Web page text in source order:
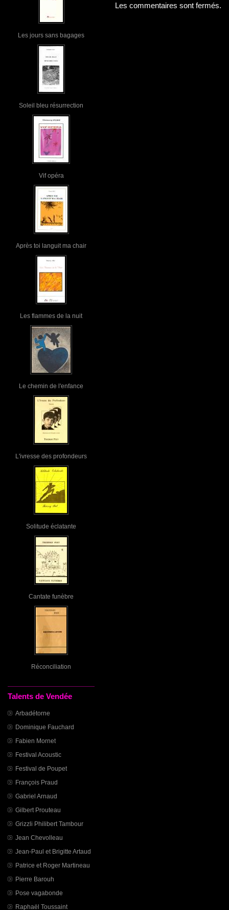
Les jours sans bagages
Soleil bleu résurrection
Vif opéra
Après toi languit ma chair
Les flammes de la nuit
Le chemin de l'enfance
L'ivresse des profondeurs
Solitude éclatante
Cantate funèbre
Réconciliation
Talents de Vendée
Arbadétorne
Dominique Fauchard
Fabien Mornet
Festival Acoustic
Festival de Poupet
François Praud
Gabriel Arnaud
Gilbert Prouteau
Grizzli Philibert Tambour
Jean Chevolleau
Jean-Paul et Brigitte Artaud
Patrice et Roger Martineau
Pierre Barouh
Pose vagabonde
Raphaël Toussaint
Les commentaires sont fermés.